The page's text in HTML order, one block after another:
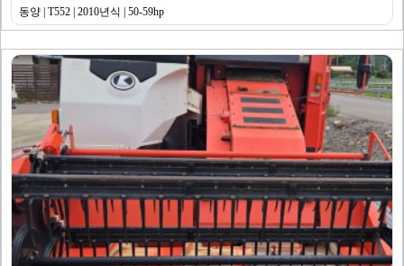
동양 | T552 | 2010년식 | 50-59hp